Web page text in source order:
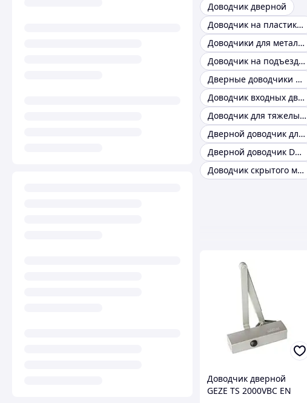
Доводчик дверной
Доводчик на пластиковые двери
Доводчики для металлических дверей
Доводчик на подъездную дверь
Дверные доводчики дверей
Доводчик входных дверей
Доводчик для тяжелых дверей
Дверной доводчик для пластиковых дверей
Дверной доводчик DORMA TS 83
Доводчик скрытого монтажа
Доводчик дверной
GEZE TS 2000VBC ЕN